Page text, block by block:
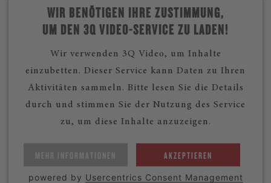
WIR BENÖTIGEN IHRE ZUSTIMMUNG,
UM DEN 3Q VIDEO-SERVICE ZU LADEN!
Wir verwenden 3Q Video, um Inhalte
einzubetten. Dieser Service kann Daten zu Ihren
Aktivitäten sammeln. Bitte lesen Sie die Details
durch und stimmen Sie der Nutzung des Service
zu, um diese Inhalte anzuzeigen.
MEHR INFORMATIONEN AKZEPTIEREN
powered by Usercentrics Consent Management